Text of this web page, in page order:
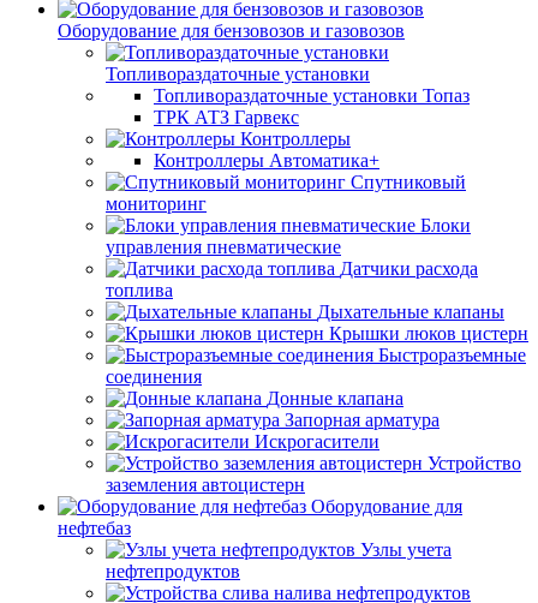
Оборудование для бензовозов и газовозов
Топливораздаточные установки
Топливораздаточные установки Топаз
ТРК АТЗ Гарвекс
Контроллеры
Контроллеры Автоматика+
Спутниковый
мониторинг
Блоки
управления пневматические
Датчики расхода
топлива
Дыхательные клапаны
Крышки люков цистерн
Быстроразъемные
соединения
Донные клапана
Запорная арматура
Искрогасители
Устройство
заземления автоцистерн
Оборудование для
нефтебаз
Узлы учета
нефтепродуктов